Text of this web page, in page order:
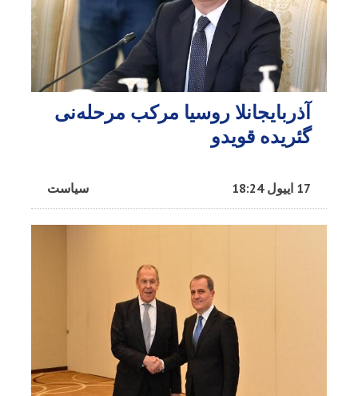
آذربایجانلا روسیا مرکب مرحله‌نی
گئریده قویدو
سیاست 17 اییول 18:24